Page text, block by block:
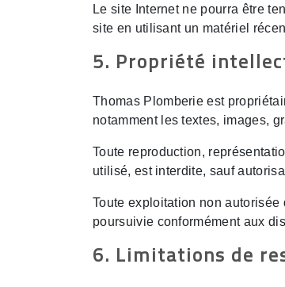
Le site Internet ne pourra être
site en utilisant un matériel
5. Propriété
Thomas Plomberie est
notamment les textes, images,
Toute reproduction,
utilisé, est interdite, sauf
Toute exploitation non autorisée
poursuivie conformément aux
6. Limitations de